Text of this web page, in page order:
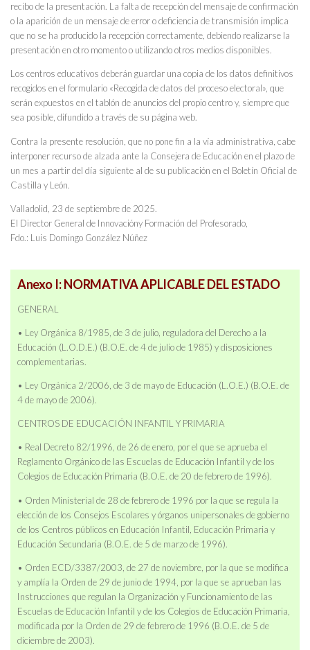
recibo de la presentación. La falta de recepción del mensaje de confirmación
o la aparición de un mensaje de error o deficiencia de transmisión implica
que no se ha producido la recepción correctamente, debiendo realizarse la
presentación en otro momento o utilizando otros medios disponibles.
Los centros educativos deberán guardar una copia de los datos definitivos
recogidos en el formulario «Recogida de datos del proceso electoral», que
serán expuestos en el tablón de anuncios del propio centro y, siempre que
sea posible, difundido a través de su página web.
Contra la presente resolución, que no pone fin a la vía administrativa, cabe
interponer recurso de alzada ante la Consejera de Educación en el plazo de
un mes a partir del día siguiente al de su publicación en el Boletín Oficial de
Castilla y León.
Valladolid, 23 de septiembre de 2025.
El Director General de Innovacióny Formación del Profesorado,
Fdo.: Luis Domingo González Núñez
Anexo I:NORMATIVA APLICABLE DEL ESTADO
GENERAL
• Ley Orgánica 8/1985, de 3 de julio, reguladora del Derecho a la
Educación (L.O.D.E.) (B.O.E. de 4 de julio de 1985) y disposiciones
complementarias.
• Ley Orgánica 2/2006, de 3 de mayo de Educación (L.O.E.) (B.O.E. de
4 de mayo de 2006).
CENTROS DE EDUCACIÓN INFANTIL Y PRIMARIA
• Real Decreto 82/1996, de 26 de enero, por el que se aprueba el
Reglamento Orgánico de las Escuelas de Educación Infantil y de los
Colegios de Educación Primaria (B.O.E. de 20 de febrero de 1996).
• Orden Ministerial de 28 de febrero de 1996 por la que se regula la
elección de los Consejos Escolares y órganos unipersonales de gobierno
de los Centros públicos en Educación Infantil, Educación Primaria y
Educación Secundaria (B.O.E. de 5 de marzo de 1996).
• Orden ECD/3387/2003, de 27 de noviembre, por la que se modifica
y amplía la Orden de 29 de junio de 1994, por la que se aprueban las
Instrucciones que regulan la Organización y Funcionamiento de las
Escuelas de Educación Infantil y de los Colegios de Educación Primaria,
modificada por la Orden de 29 de febrero de 1996 (B.O.E. de 5 de
diciembre de 2003).